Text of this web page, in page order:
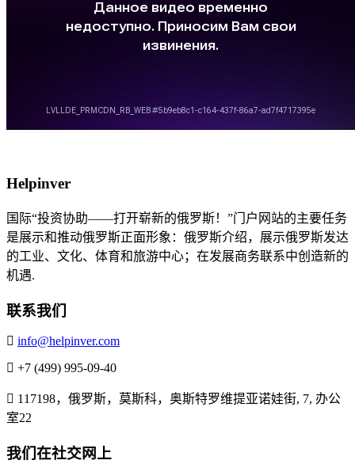
Helpinver
国际“投资协助——打开崭新的俄罗斯！”门户网站的主要任务
是展示和推动俄罗斯正面形象：俄罗斯介绍，展示俄罗斯发达
的工业、文化、体育和旅游中心；在发展商务联系中创造新的
机遇.
联系我们
info@helpinver.com
+7 (499) 995-09-40
117198，俄罗斯，莫斯科，奥斯特罗维提亚诺娃街, 7, 办公
室22
我们在社交网上